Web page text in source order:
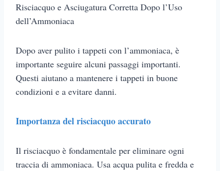
Risciacquo e Asciugatura Corretta Dopo l’Uso
dell’Ammoniaca
Dopo aver pulito i tappeti con l’ammoniaca, è
importante seguire alcuni passaggi importanti.
Questi aiutano a mantenere i tappeti in buone
condizioni e a evitare danni.
Importanza del risciacquo accurato
Il risciacquo è fondamentale per eliminare ogni
traccia di ammoniaca. Usa acqua pulita e fredda e